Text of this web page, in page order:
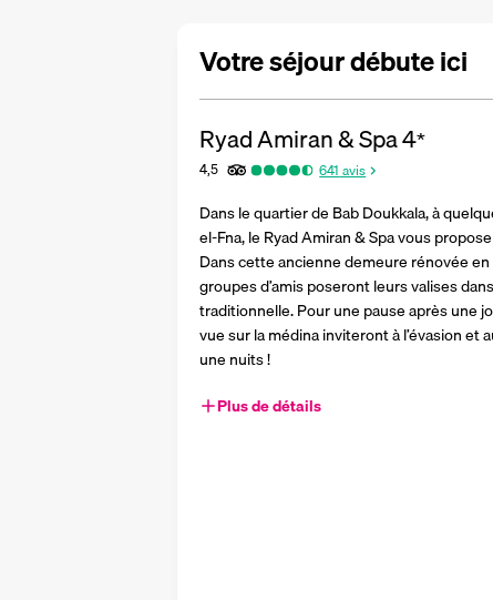
Votre séjour débute ici
Ryad Amiran & Spa4*
4,5 641 avis
Dans le quartier de Bab Doukkala, à
el-Fna, le Ryad Amiran & Spa vous
Dans cette ancienne demeure rénovée
groupes d’amis poseront leurs valises
traditionnelle. Pour une pause après une
vue sur la médina inviteront à l’évasion
une nuits !
Plus de détails